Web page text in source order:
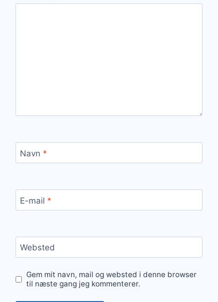
Navn *
E-mail *
Websted
Gem mit navn, mail og websted i denne browser
til næste gang jeg kommenterer.